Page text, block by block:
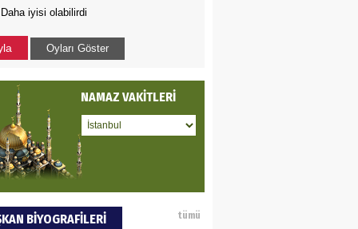
- Sağlık turizminde
başarı…
tarımla para
ile neyi
SOYSAL
Daha iyisi olabilirdi
Oyları Göster
NAMAZ VAKİTLERİ
BİYOGRAFİLERİ tümü